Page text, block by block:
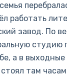
работать
завод. По
студию
а в
там